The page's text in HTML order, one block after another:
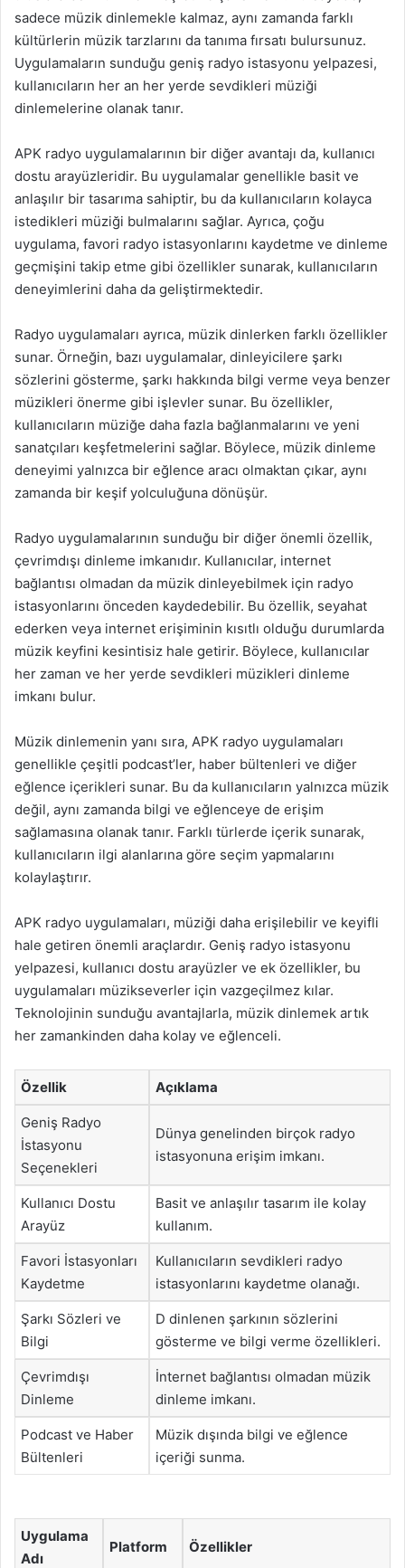
sadece müzik dinlemekle kalmaz, aynı zamanda farklı
kültürlerin müzik tarzlarını da tanıma fırsatı bulursunuz.
Uygulamaların sunduğu geniş radyo istasyonu yelpazesi,
kullanıcıların her an her yerde sevdikleri müziği
dinlemelerine olanak tanır.
APK radyo uygulamalarının bir diğer avantajı da, kullanıcı
dostu arayüzleridir. Bu uygulamalar genellikle basit ve
anlaşılır bir tasarıma sahiptir, bu da kullanıcıların kolayca
istedikleri müziği bulmalarını sağlar. Ayrıca, çoğu
uygulama, favori radyo istasyonlarını kaydetme ve dinleme
geçmişini takip etme gibi özellikler sunarak, kullanıcıların
deneyimlerini daha da geliştirmektedir.
Radyo uygulamaları ayrıca, müzik dinlerken farklı özellikler
sunar. Örneğin, bazı uygulamalar, dinleyicilere şarkı
sözlerini gösterme, şarkı hakkında bilgi verme veya benzer
müzikleri önerme gibi işlevler sunar. Bu özellikler,
kullanıcıların müziğe daha fazla bağlanmalarını ve yeni
sanatçıları keşfetmelerini sağlar. Böylece, müzik dinleme
deneyimi yalnızca bir eğlence aracı olmaktan çıkar, aynı
zamanda bir keşif yolculuğuna dönüşür.
Radyo uygulamalarının sunduğu bir diğer önemli özellik,
çevrimdışı dinleme imkanıdır. Kullanıcılar, internet
bağlantısı olmadan da müzik dinleyebilmek için radyo
istasyonlarını önceden kaydedebilir. Bu özellik, seyahat
ederken veya internet erişiminin kısıtlı olduğu durumlarda
müzik keyfini kesintisiz hale getirir. Böylece, kullanıcılar
her zaman ve her yerde sevdikleri müzikleri dinleme
imkanı bulur.
Müzik dinlemenin yanı sıra, APK radyo uygulamaları
genellikle çeşitli podcast’ler, haber bültenleri ve diğer
eğlence içerikleri sunar. Bu da kullanıcıların yalnızca müzik
değil, aynı zamanda bilgi ve eğlenceye de erişim
sağlamasına olanak tanır. Farklı türlerde içerik sunarak,
kullanıcıların ilgi alanlarına göre seçim yapmalarını
kolaylaştırır.
APK radyo uygulamaları, müziği daha erişilebilir ve keyifli
hale getiren önemli araçlardır. Geniş radyo istasyonu
yelpazesi, kullanıcı dostu arayüzler ve ek özellikler, bu
uygulamaları müzikseverler için vazgeçilmez kılar.
Teknolojinin sunduğu avantajlarla, müzik dinlemek artık
her zamankinden daha kolay ve eğlenceli.
Özellik Açıklama
Geniş Radyo
İstasyonu
Seçenekleri
Dünya genelinden birçok radyo
istasyonuna erişim imkanı.
Kullanıcı Dostu
Arayüz
Basit ve anlaşılır tasarım ile kolay
kullanım.
Favori İstasyonları
Kaydetme
Kullanıcıların sevdikleri radyo
istasyonlarını kaydetme olanağı.
Şarkı Sözleri ve
Bilgi
D dinlenen şarkının sözlerini
gösterme ve bilgi verme özellikleri.
Çevrimdışı
Dinleme
İnternet bağlantısı olmadan müzik
dinleme imkanı.
Podcast ve Haber
Bültenleri
Müzik dışında bilgi ve eğlence
içeriği sunma.
Uygulama
Adı
Platform Özellikler